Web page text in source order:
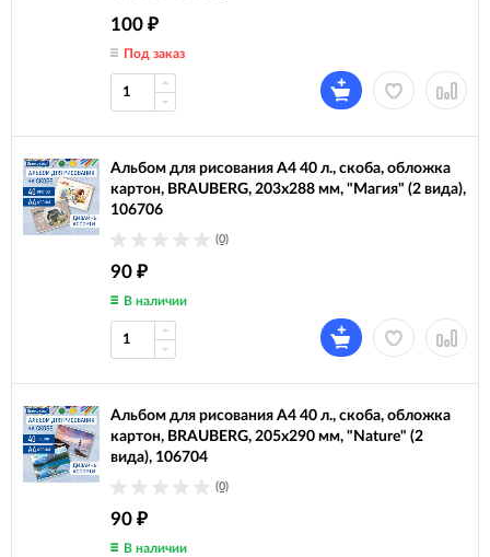
100 ₽
Под заказ
Альбом для рисования А4 40 л., скоба, обложка
картон, BRAUBERG, 203х288 мм, "Магия" (2 вида),
106706
(0)
90 ₽
В наличии
Альбом для рисования А4 40 л., скоба, обложка
картон, BRAUBERG, 205х290 мм, "Nature" (2
вида), 106704
(0)
90 ₽
В наличии